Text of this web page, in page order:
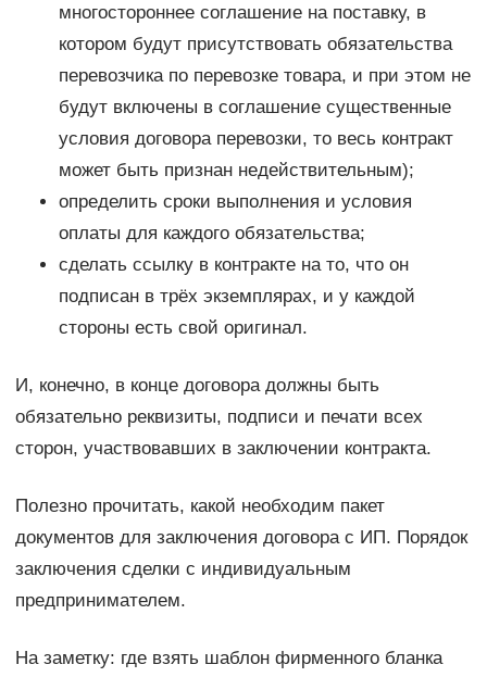
многостороннее соглашение на поставку, в
котором будут присутствовать обязательства
перевозчика по перевозке товара, и при этом не
будут включены в соглашение существенные
условия договора перевозки, то весь контракт
может быть признан недействительным);
определить сроки выполнения и условия
оплаты для каждого обязательства;
сделать ссылку в контракте на то, что он
подписан в трёх экземплярах, и у каждой
стороны есть свой оригинал.
И, конечно, в конце договора должны быть
обязательно реквизиты, подписи и печати всех
сторон, участвовавших в заключении контракта.
Полезно прочитать, какой необходим пакет
документов для заключения договора с ИП. Порядок
заключения сделки с индивидуальным
предпринимателем.
На заметку: где взять шаблон фирменного бланка